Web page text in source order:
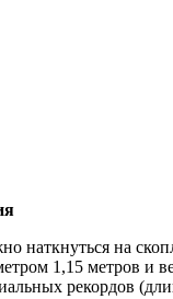
наткнуться на
1,15 метров и
рекордов